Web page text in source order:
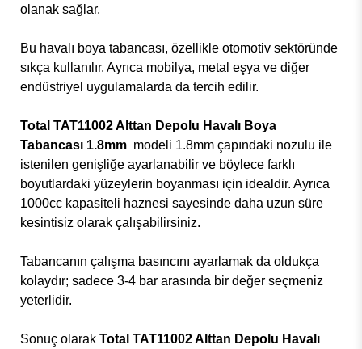
olanak sağlar.
Bu havalı boya tabancası, özellikle otomotiv sektöründe
sıkça kullanılır. Ayrıca mobilya, metal eşya ve diğer
endüstriyel uygulamalarda da tercih edilir.
Total TAT11002 Alttan Depolu Havalı Boya
Tabancası 1.8mm modeli 1.8mm çapındaki nozulu ile
istenilen genişliğe ayarlanabilir ve böylece farklı
boyutlardaki yüzeylerin boyanması için idealdir. Ayrıca
1000cc kapasiteli haznesi sayesinde daha uzun süre
kesintisiz olarak çalışabilirsiniz.
Tabancanın çalışma basıncını ayarlamak da oldukça
kolaydır; sadece 3-4 bar arasında bir değer seçmeniz
yeterlidir.
Sonuç olarak Total TAT11002 Alttan Depolu Havalı